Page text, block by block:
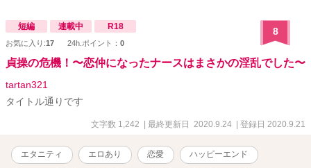
短編 連載中 R18
お気に入り:17 24h.ポイント： 0
8
貞操の危機！〜恋仲になったナースはまさかの淫乱でした〜
tartan321
タイトル通りです
文字数 1,242 | 最終更新日 2020.9.24 | 登録日 2020.9.21
エタニティ エロあり 恋愛 ハッピーエンド